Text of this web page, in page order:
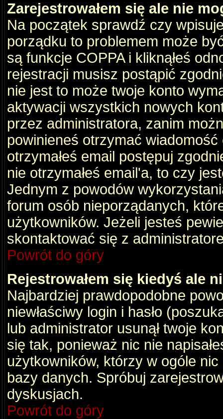
Zarejestrowałem się ale nie
Na początek sprawdź czy
porządku to problemem może
są funkcje COPPA i kliknąłeś
rejestracji musisz postąpić
nie jest to może twoje konto
aktywacji wszystkich nowych
przez administratora, zanim
powinieneś otrzymać
otrzymałeś email postępuj
nie otrzymałeś email'a, to czy
Jednym z powodów
forum osób nieporządanych,
użytkowników. Jeżeli jesteś
skontaktować się z
Powrót do góry
Rejestrowałem się kiedyś ale
Najbardziej prawdopodobne
niewłaściwy login i hasło
lub administrator usunął twoje
się tak, ponieważ nic nie
użytkowników, którzy w ogóle
bazy danych. Spróbuj
dyskusjach.
Powrót do góry